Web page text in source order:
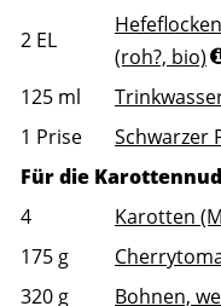
2 EL
(roh?, bio)
125 ml
1 Prise Schwarzer
Für die
4
Karotten
175 g
320 g Bohnen,